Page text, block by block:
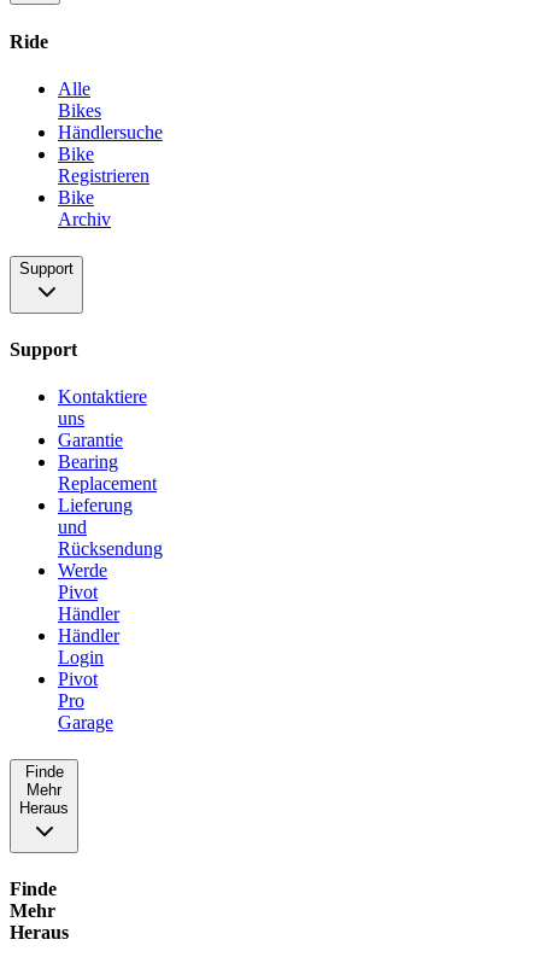
Ride
Alle
Bikes
Händlersuche
Bike
Registrieren
Bike
Archiv
Support
Support
Kontaktiere
uns
Garantie
Bearing
Replacement
Lieferung
und
Rücksendung
Werde
Pivot
Händler
Händler
Login
Pivot
Pro
Garage
Finde
Mehr
Heraus
Finde
Mehr
Heraus